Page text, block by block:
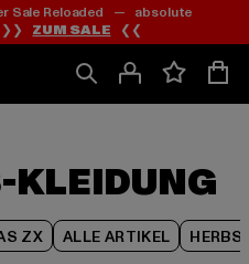
Zum
Inhalt
springen
Zum
Fußzeile
springen
Sale Reloaded — absolute
❯❯ ZUM SALE ❮❮
ZX ALLE ARTIKEL
Zum
Produktraster
springen